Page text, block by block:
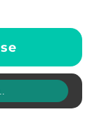
se